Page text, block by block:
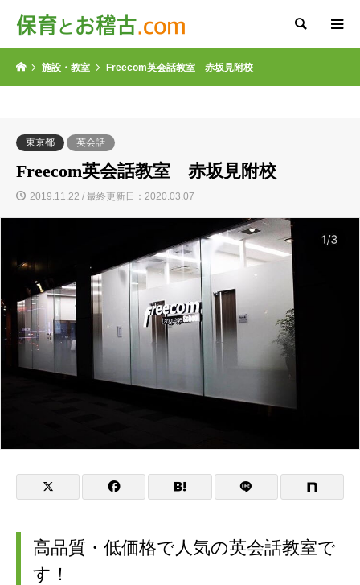
検索
施設・教室 Freecom英会話教室 赤坂見附校
東京都 英会話
Freecom英会話教室 赤坂見附校
2019.11.22 / 最終更新日：2020.03.07
高品質・低価格で人気の英会話教室で
す！